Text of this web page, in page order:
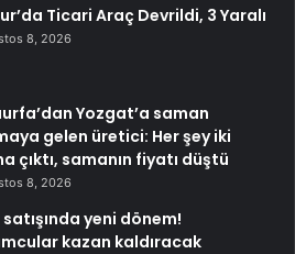
Ticari Araç Devrildi, 3 Yaralı
8, 2026
Yozgat’a saman
gelen üretici: Her şey iki
çıktı, samanın fiyatı düştü
8, 2026
satışında yeni dönem!
kazan kaldıracak